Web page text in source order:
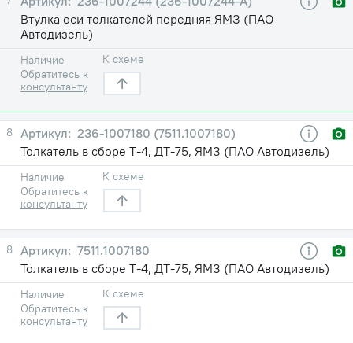
Втулка оси толкателей передняя ЯМЗ (ПАО
Автодизель)
Наличие
Обратитесь к
консультанту
К схеме
8
236-1007180 (7511.1007180)
Толкатель в сборе Т-4, ДТ-75, ЯМЗ (ПАО Автодизель)
Наличие
Обратитесь к
консультанту
К схеме
8
7511.1007180
Толкатель в сборе Т-4, ДТ-75, ЯМЗ (ПАО Автодизель)
Наличие
Обратитесь к
консультанту
К схеме